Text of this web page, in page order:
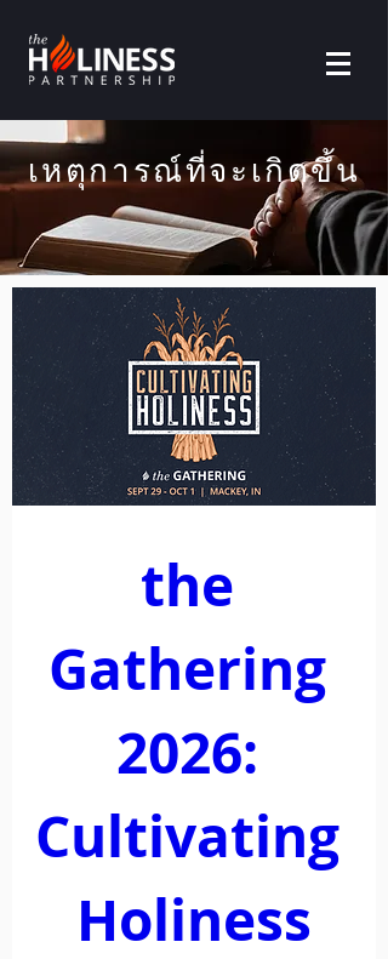
เหตุการณ์ที่จะเกิดขึ้น
the
Gathering
2026:
Cultivating
Holiness